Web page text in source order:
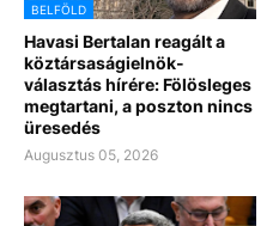
BELFÖLD
Havasi Bertalan reagált a
köztársaságielnök-
választás hírére: Fölösleges
megtartani, a poszton nincs
üresedés
Augusztus 05, 2026